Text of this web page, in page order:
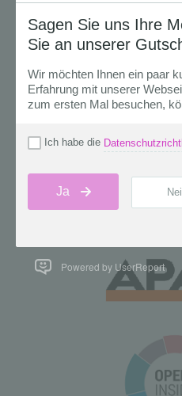
Powered by UserReport